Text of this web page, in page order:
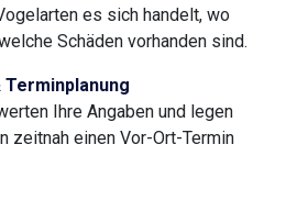
es sich handelt, wo
Schäden vorhanden sind.
Ihre Angaben und legen
zeitnah einen Vor-Ort-Termin